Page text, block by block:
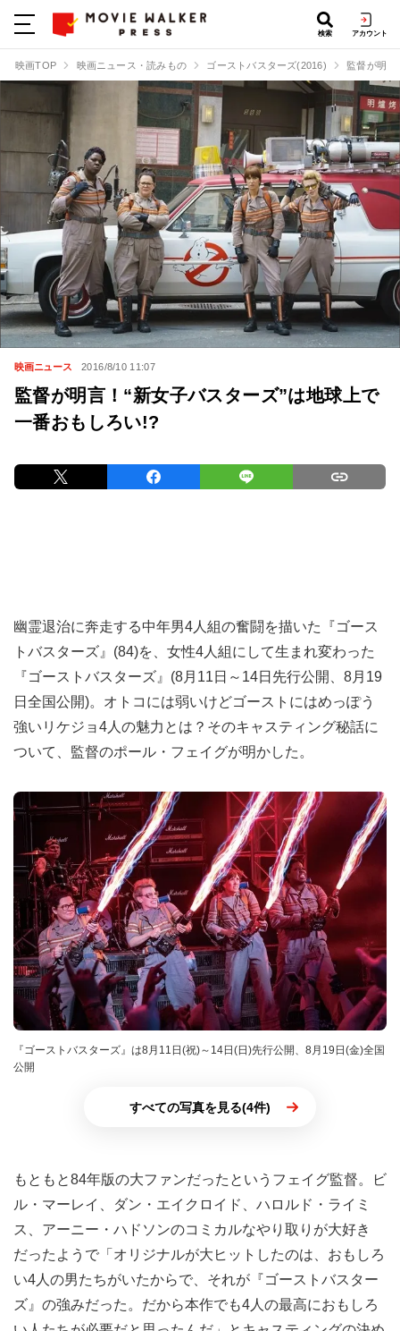
検索 アカウント
映画TOP 映画ニュース・読みもの ゴーストバスターズ(2016) 監督が明言
映画ニュース 2016/8/10 11:07
監督が明言！“新女子バスターズ”は地球上で
一番おもしろい!?
幽霊退治に奔走する中年男4人組の奮闘を描いた『ゴース
トバスターズ』(84)を、女性4人組にして生まれ変わった
『ゴーストバスターズ』(8月11日～14日先行公開、8月19
日全国公開)。オトコには弱いけどゴーストにはめっぽう
強いリケジョ4人の魅力とは？そのキャスティング秘話に
ついて、監督のポール・フェイグが明かした。
『ゴーストバスターズ』は8月11日(祝)～14日(日)先行公開、8月19日(金)全国
公開
すべての写真を見る(4件)
もともと84年版の大ファンだったというフェイグ監督。ビ
ル・マーレイ、ダン・エイクロイド、ハロルド・ライミ
ス、アーニー・ハドソンのコミカルなやり取りが大好き
だったようで「オリジナルが大ヒットしたのは、おもしろ
い4人の男たちがいたからで、それが『ゴーストバスター
ズ』の強みだった。だから本作でも4人の最高におもしろ